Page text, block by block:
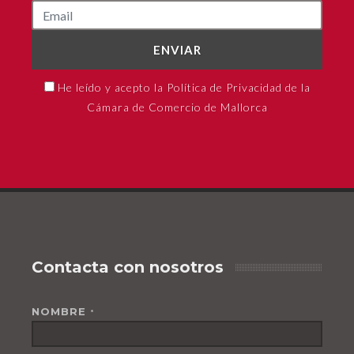
ENVIAR
He leído y acepto la Política de Privacidad de la
Cámara de Comercio de Mallorca
Contacta con nosotros
NOMBRE *